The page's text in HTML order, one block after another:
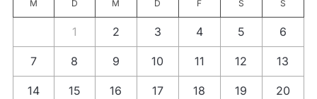
M D M D F S S
1 2 3 4 5 6
7 8 9 10 11 12 13
14 15 16 17 18 19 20